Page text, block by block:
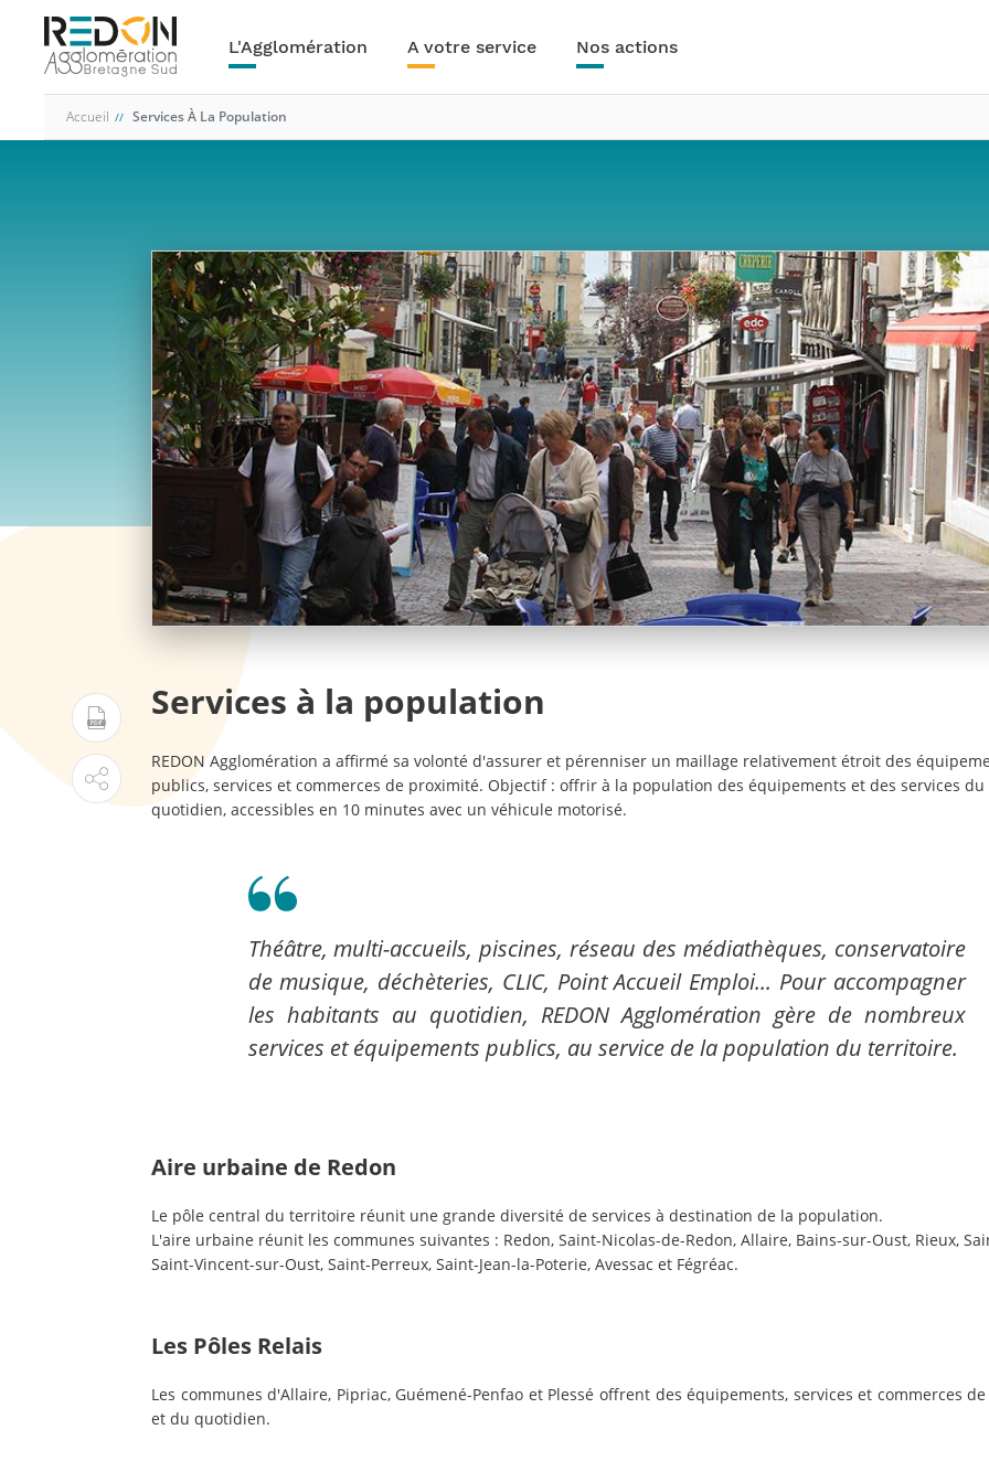
contenu
principale
L'Agglomération A votre service Nos actions
Accueil Services À La Population
Services à la population
REDON Agglomération a affirmé sa volonté d'assurer et pérenniser un maillage relativement étroit des
publics, services et commerces de proximité. Objectif : offrir à la population des équipements et des services du
quotidien, accessibles en 10 minutes avec un véhicule motorisé.
Théâtre, multi-accueils, piscines, réseau des médiathèques, conservatoire
de musique, déchèteries, CLIC, Point Accueil Emploi... Pour accompagner
les habitants au quotidien, REDON Agglomération gère de nombreux
services et équipements publics, au service de la population du territoire.
Aire urbaine de Redon
Le pôle central du territoire réunit une grande diversité de services à destination de la population.
L'aire urbaine réunit les communes suivantes : Redon, Saint-Nicolas-de-Redon, Allaire, Bains-sur-Oust, Rieux,
Saint-Vincent-sur-Oust, Saint-Perreux, Saint-Jean-la-Poterie, Avessac et Fégréac.
Les Pôles Relais
Les communes d'Allaire, Pipriac, Guémené-Penfao et Plessé offrent des équipements, services et commerces
et du quotidien.